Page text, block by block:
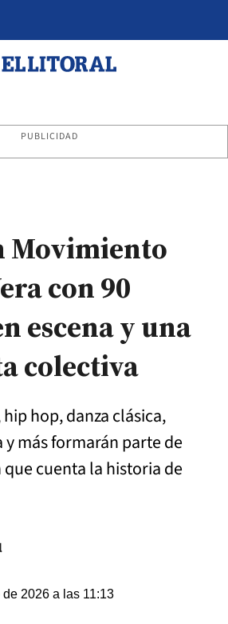
PUBLICIDAD
Movimiento
con 90
escena y una
colectiva
hop, danza clásica,
más formarán parte de
cuenta la historia de
2026 a las 11:13